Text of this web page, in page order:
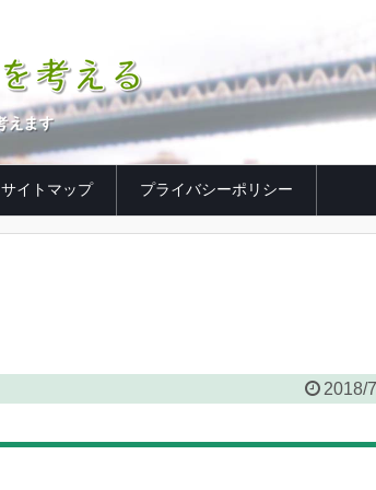
サイトマップ プライバシーポリシー
2018/